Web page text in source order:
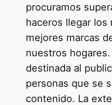
procuramos
haceros llegar los
mejores marcas
nuestros
destinada al
personas que se
contenido. La